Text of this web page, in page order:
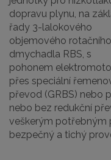
dopravu plynu, na
řady 3-lalokového
objemového rotačního
dmychadla RBS, s
pohonem
přes speciální
převod (GRBS) nebo
nebo bez redukční
veškerým potřebným
bezpečný a tichý